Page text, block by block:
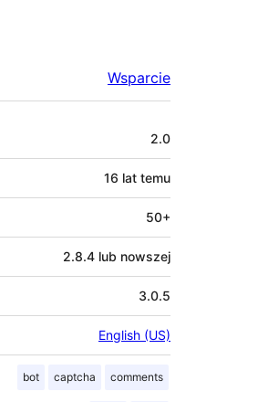
Wsparcie
2.0
16 lat temu
50+
2.8.4 lub nowszej
3.0.5
English (US)
bot captcha comments